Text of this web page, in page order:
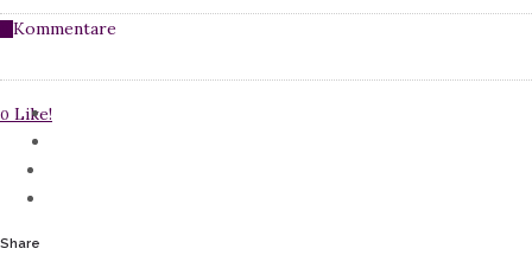
Kommentare
0 Like!
Share